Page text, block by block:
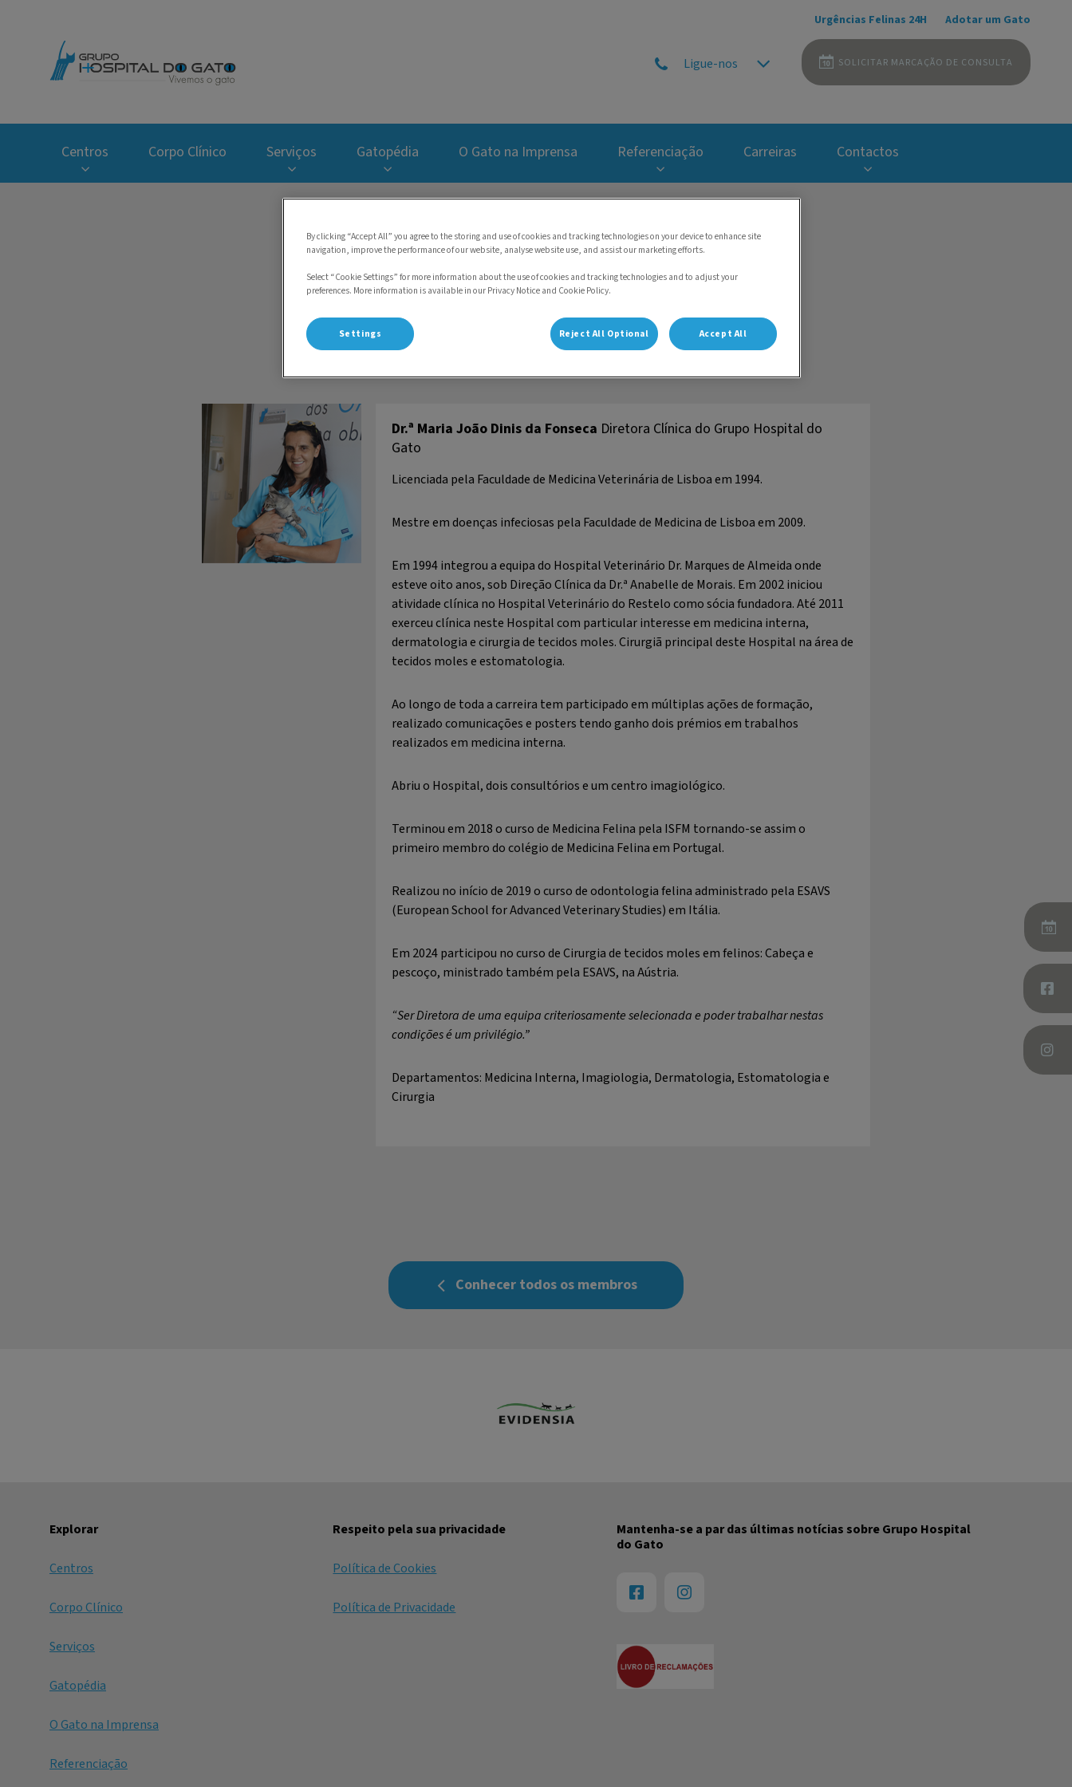
Urgências Felinas 24H Adotar um Gato
Ligue-nos SOLICITAR MARCAÇÃO DE CONSULTA
Centros Corpo Clínico Serviços Gatopédia O Gato na Imprensa Referenciação Carreiras Contactos
Dr.ª Maria João Dinis da Fonseca
Dr.ª Maria João Dinis da Fonseca Diretora Clínica do Grupo Hospital do
Gato
Licenciada pela Faculdade de Medicina Veterinária de Lisboa em 1994.
Mestre em doenças infeciosas pela Faculdade de Medicina de Lisboa em 2009.
Em 1994 integrou a equipa do Hospital Veterinário Dr. Marques de Almeida onde
esteve oito anos, sob Direção Clínica da Dr.ª Anabelle de Morais. Em 2002 iniciou
atividade clínica no Hospital Veterinário do Restelo como sócia fundadora. Até 2011
exerceu clínica neste Hospital com particular interesse em medicina interna,
dermatologia e cirurgia de tecidos moles. Cirurgiã principal deste Hospital na área de
tecidos moles e estomatologia.
Ao longo de toda a carreira tem participado em múltiplas ações de formação,
realizado comunicações e posters tendo ganho dois prémios em trabalhos
realizados em medicina interna.
Abriu o Hospital, dois consultórios e um centro imagiológico.
Terminou em 2018 o curso de Medicina Felina pela ISFM tornando-se assim o
primeiro membro do colégio de Medicina Felina em Portugal.
Realizou no início de 2019 o curso de odontologia felina administrado pela ESAVS
(European School for Advanced Veterinary Studies) em Itália.
Em 2024 participou no curso de Cirurgia de tecidos moles em felinos: Cabeça e
pescoço, ministrado também pela ESAVS, na Aústria.
“Ser Diretora de uma equipa criteriosamente selecionada e poder trabalhar nestas
condições é um privilégio.”
Departamentos: Medicina Interna, Imagiologia, Dermatologia, Estomatologia e
Cirurgia
Conhecer todos os membros
Explorar
Centros
Corpo Clínico
Serviços
Gatopédia
O Gato na Imprensa
Referenciação
Respeito pela sua privacidade
Política de Cookies
Política de Privacidade
Mantenha-se a par das últimas notícias sobre Grupo Hospital
do Gato
By clicking “Accept All” you agree to the storing and use of cookies and tracking technologies on your device to enhance site
navigation, improve the performance of our website, analyse website use, and assist our marketing efforts.
Select “Cookie Settings” for more information about the use of cookies and tracking technologies and to adjust your
preferences. More information is available in our Privacy Notice and Cookie Policy.
Settings Reject All Optional Accept All